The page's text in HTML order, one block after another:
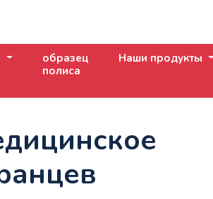
образец
полиса
Наши продукты